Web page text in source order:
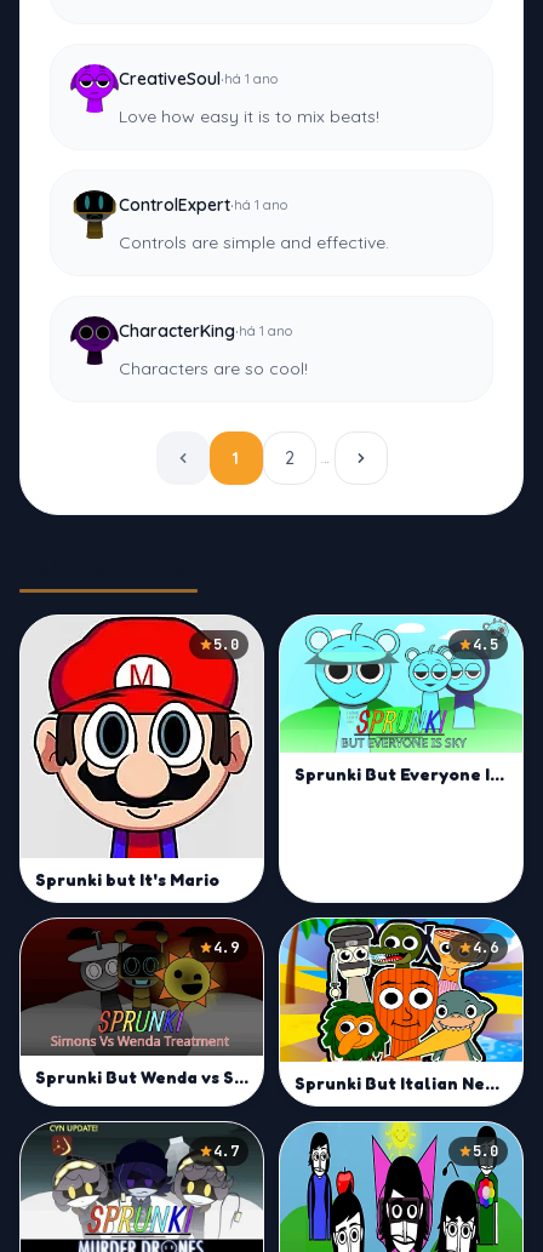
CreativeSoul·há 1 ano
Love how easy it is to mix beats!
ControlExpert·há 1 ano
Controls are simple and effective.
CharacterKing·há 1 ano
Characters are so cool!
1 2 …
5.0
Sprunki but It's Mario
4.5
Sprunki But Everyone Is Sky
4.9
Sprunki But Wenda vs Simon Treatment
4.6
Sprunki But Italian Neuro Animals Merge
4.7 5.0